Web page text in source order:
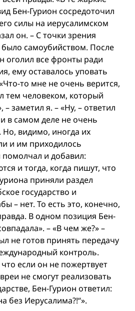
Бен-Гурион сосредоточил
силы на иерусалимском
он. – С точки зрения
было самоубийством. После
оголил все фронты ради
ему оставалось уповать
то мне не очень верится,
тем человеком, который
– заметил я. – «Ну, – ответил
в самом деле не очень
Но, видимо, иногда их
и им приходилось
помолчал и добавил:
и тогда, когда пишут, что
приняли раздел
государство и
– нет. То есть это, конечно,
В одном позиция Бен-
– «В чем же?» –
не готов принять передачу
контроль.
если он не пожертвует
не смогут реализовать
Бен-Гурион ответил:
без Иерусалима?!“».